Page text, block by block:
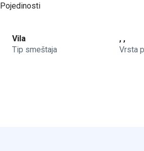
Pojedinosti
Vila
Tip smeštaja
, ,
Vrsta